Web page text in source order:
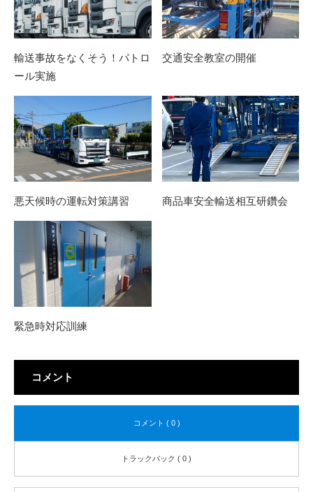
輸送事故をなくそう！パトロ
ール実施
交通安全教室の開催
悪天候時の運転対策講習 商品車安全輸送相互研鑽会
緊急時対応訓練
コメント
コメント ( 0 )
トラックバック ( 0 )